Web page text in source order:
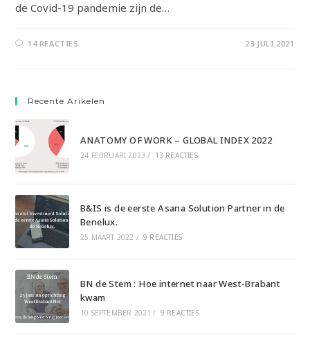
de Covid-19 pandemie zijn de…
14 REACTIES 23 JULI 2021
Recente Arikelen
ANATOMY OF WORK – GLOBAL INDEX 2022
24 FEBRUARI 2023 / 13 REACTIES
B&IS is de eerste Asana Solution Partner in de
Benelux.
25 MAART 2022 / 9 REACTIES
BN de Stem : Hoe internet naar West-Brabant
kwam
10 SEPTEMBER 2021 / 9 REACTIES